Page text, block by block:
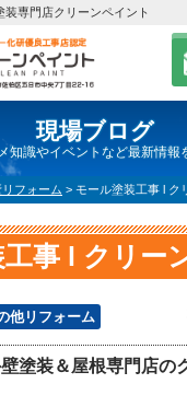
専門店クリーンペイント
現場ブログ
知識やイベントなど最新情報
フォーム > モール塗装工事 l ク
事 l クリー
他リフォーム
塗装＆屋根専門店の